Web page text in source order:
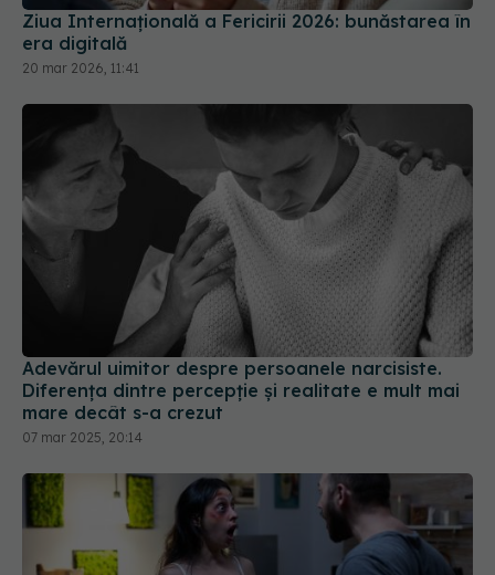
Ziua Internațională a Fericirii 2026: bunăstarea în
era digitală
20 mar 2026, 11:41
Adevărul uimitor despre persoanele narcisiste.
Diferența dintre percepție și realitate e mult mai
mare decât s-a crezut
07 mar 2025, 20:14